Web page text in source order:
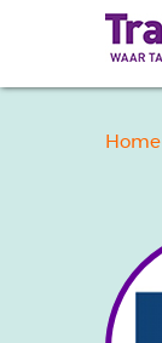
Home